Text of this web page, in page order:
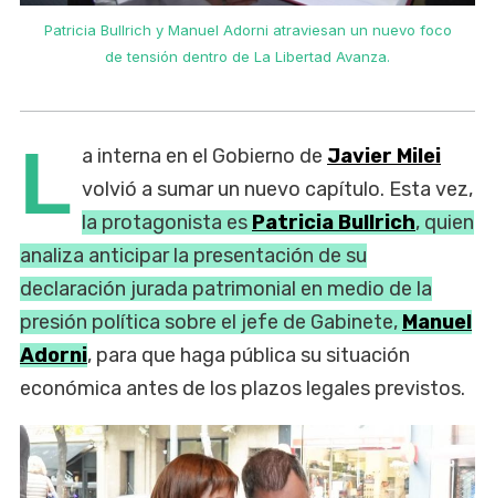
Patricia Bullrich y Manuel Adorni atraviesan un nuevo foco
de tensión dentro de La Libertad Avanza.
L a interna en el Gobierno de Javier Milei
volvió a sumar un nuevo capítulo. Esta vez,
la protagonista es Patricia Bullrich, quien
analiza anticipar la presentación de su
declaración jurada patrimonial en medio de la
presión política sobre el jefe de Gabinete, Manuel
Adorni, para que haga pública su situación
económica antes de los plazos legales previstos.